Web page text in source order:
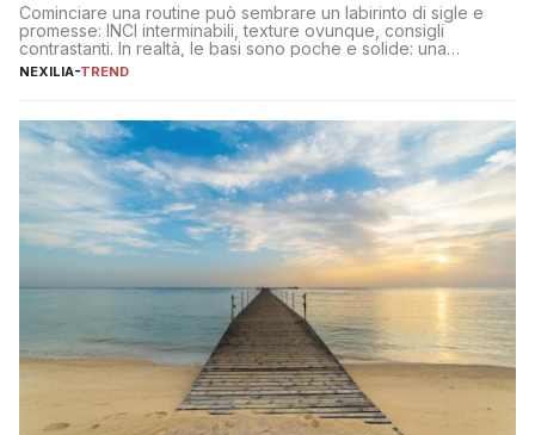
Cominciare una routine può sembrare un labirinto di sigle e
promesse: INCI interminabili, texture ovunque, consigli
contrastanti. In realtà, le basi sono poche e solide: una
detersione delicata che non impoverisce, un’idratazione
tutto il resto. […]
NEXILIA-TREND